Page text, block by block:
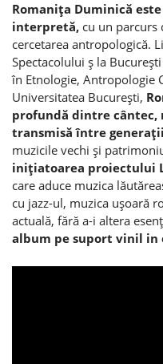
Romaniţa Duminică
interpretă, cu un parcurs
cercetarea antropologică.
Spectacolului ş la
în Etnologie, Antropologie
Universitatea Bucureşti,
profundă dintre cântec,
transmisă între
muzicile vechi şi
iniţiatoarea proiectului
care aduce muzica
cu jazz-ul, muzica uşoară
actuală, fără a-i altera
album pe suport vinil